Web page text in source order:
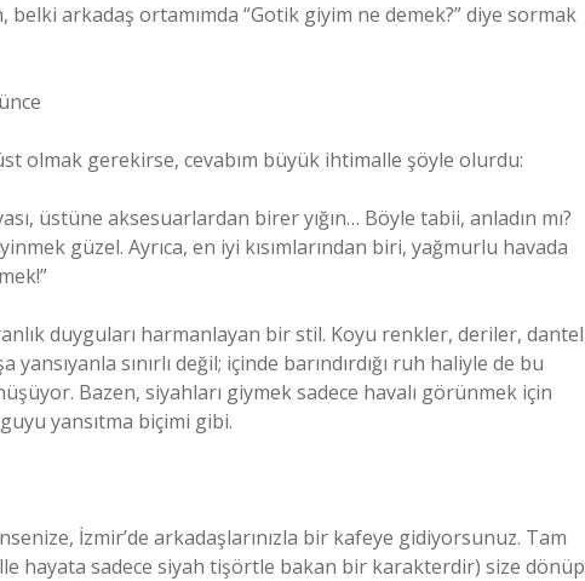
arkadaş ortamımda “Gotik giyim ne demek?” diye sormak
olmak gerekirse, cevabım büyük ihtimalle şöyle olurdu:
üstüne aksesuarlardan birer yığın… Böyle tabii, anladın mı?
güzel. Ayrıca, en iyi kısımlarından biri, yağmurlu havada
duyguları harmanlayan bir stil. Koyu renkler, deriler,
sınırlı değil; içinde barındırdığı ruh haliyle de bu
Bazen, siyahları giymek sadece havalı görünmek için
yansıtma biçimi gibi.
İzmir’de arkadaşlarınızla bir kafeye gidiyorsunuz. Tam
hayata sadece siyah tişörtle bakan bir karakterdir) size dönüp